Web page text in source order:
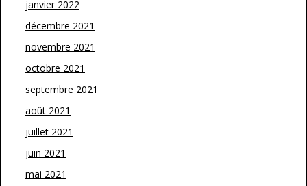
janvier 2022
décembre 2021
novembre 2021
octobre 2021
septembre 2021
août 2021
juillet 2021
juin 2021
mai 2021